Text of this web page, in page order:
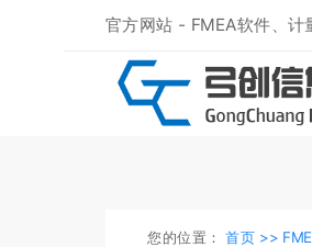
官方网站 - FMEA软件、计
您的位置：首页 >>